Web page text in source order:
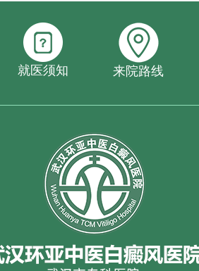
就医须知 来院路线